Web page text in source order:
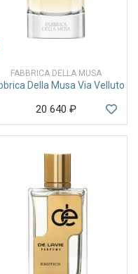
FABBRICA DELLA MUSA
Della Musa Via Velluto
20 640 ₽